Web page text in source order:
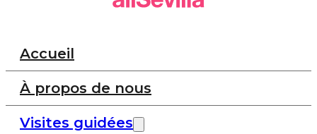
Accueil
À propos de nous
Visites guidées